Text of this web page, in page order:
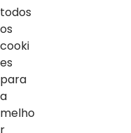
todos
os
cooki
es
para
a
melho